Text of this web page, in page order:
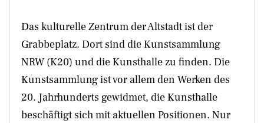
Das kulturelle Zentrum der Altstadt ist der
Grabbeplatz. Dort sind die Kunstsammlung
NRW (K20) und die Kunsthalle zu finden. Die
Kunstsammlung ist vor allem den Werken des
20. Jahrhunderts gewidmet, die Kunsthalle
beschäftigt sich mit aktuellen Positionen. Nur